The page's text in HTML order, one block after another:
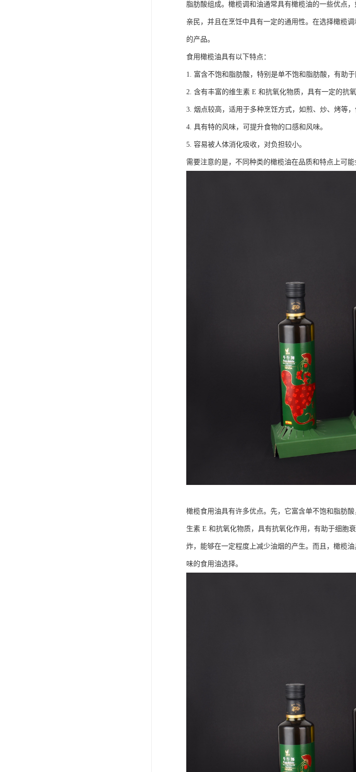
脂肪酸组成。橄榄调和油通常具有橄榄油的一些优点
亲民，并且在烹饪中具有一定的通用性。在选择橄榄
的产品。
食用橄榄油具有以下特点：
1. 富含不饱和脂肪酸，特别是单不饱和脂肪酸，有助
2. 含有丰富的维生素 E 和抗氧化物质，具有一定的抗
3. 烟点较高，适用于多种烹饪方式，如煎、炒、烤等
4. 具有特的风味，可提升食物的口感和风味。
5. 容易被人体消化吸收，对负担较小。
需要注意的是，不同种类的橄榄油在品质和特点上可
橄榄食用油具有许多优点。先，它富含单不饱和脂肪
生素 E 和抗氧化物质，具有抗氧化作用，有助于细胞
炸，能够在一定程度上减少油烟的产生。而且，橄榄
味的食用油选择。